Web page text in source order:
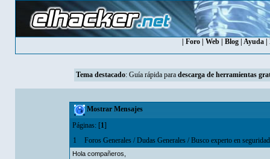
Foro| Web| Blog| Ayuda|
Tema destacado: Guía rápida para descarga de herramientas
Mostrar Mensajes
Páginas: [1]
1
Foros Generales/Dudas Generales/Busco experto en
Hola compañeros,